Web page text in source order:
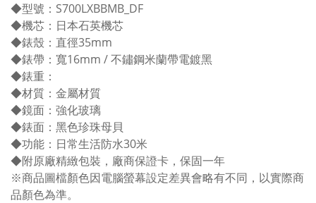
◆型號：S700LXBBMB_DF
◆機芯：日本石英機芯
◆錶殼：直徑35mm
◆錶帶：寬16mm / 不鏽鋼米蘭帶電鍍黑
◆錶重：
◆材質：金屬材質
◆鏡面：強化玻璃
◆錶面：黑色珍珠母貝
◆功能：日常生活防水30米
◆附原廠精緻包裝，廠商保證卡，保固一年
※商品圖檔顏色因電腦螢幕設定差異會略有不同，以實際商
品顏色為準。